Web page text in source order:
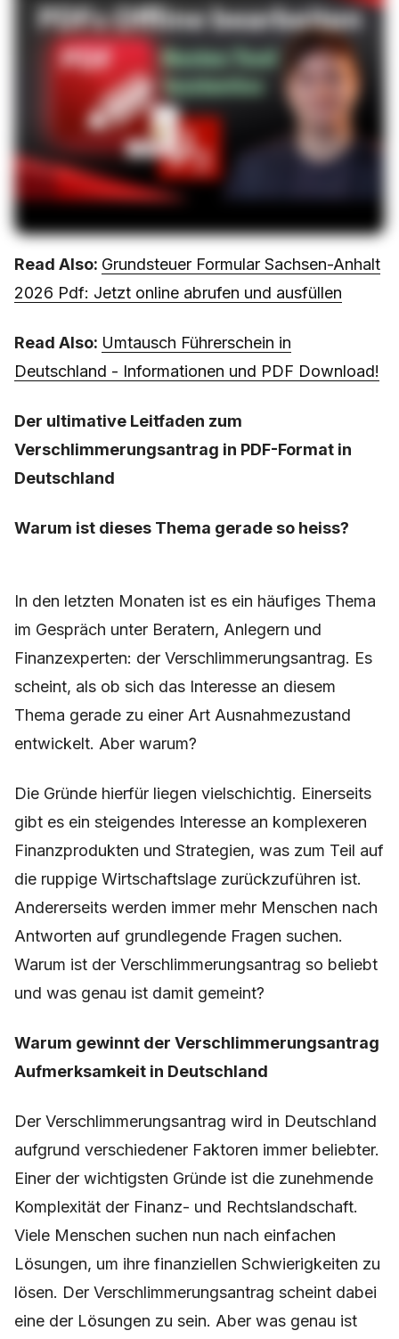
Read Also: Grundsteuer Formular Sachsen-Anhalt
2026 Pdf: Jetzt online abrufen und ausfüllen
Read Also: Umtausch Führerschein in
Deutschland - Informationen und PDF Download!
Der ultimative Leitfaden zum
Verschlimmerungsantrag in PDF-Format in
Deutschland
Warum ist dieses Thema gerade so heiss?
In den letzten Monaten ist es ein häufiges Thema
im Gespräch unter Beratern, Anlegern und
Finanzexperten: der Verschlimmerungsantrag. Es
scheint, als ob sich das Interesse an diesem
Thema gerade zu einer Art Ausnahmezustand
entwickelt. Aber warum?
Die Gründe hierfür liegen vielschichtig. Einerseits
gibt es ein steigendes Interesse an komplexeren
Finanzprodukten und Strategien, was zum Teil auf
die ruppige Wirtschaftslage zurückzuführen ist.
Andererseits werden immer mehr Menschen nach
Antworten auf grundlegende Fragen suchen.
Warum ist der Verschlimmerungsantrag so beliebt
und was genau ist damit gemeint?
Warum gewinnt der Verschlimmerungsantrag
Aufmerksamkeit in Deutschland
Der Verschlimmerungsantrag wird in Deutschland
aufgrund verschiedener Faktoren immer beliebter.
Einer der wichtigsten Gründe ist die zunehmende
Komplexität der Finanz- und Rechtslandschaft.
Viele Menschen suchen nun nach einfachen
Lösungen, um ihre finanziellen Schwierigkeiten zu
lösen. Der Verschlimmerungsantrag scheint dabei
eine der Lösungen zu sein. Aber was genau ist